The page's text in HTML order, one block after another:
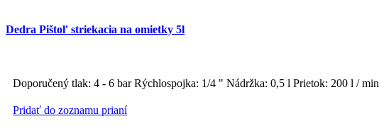
Dedra Pištoľ striekacia na omietky 5l
Doporučený tlak: 4 - 6 bar Rýchlospojka: 1/4 " Nádržka: 0,5 l Prietok: 200 l / min
Pridať do zoznamu prianí